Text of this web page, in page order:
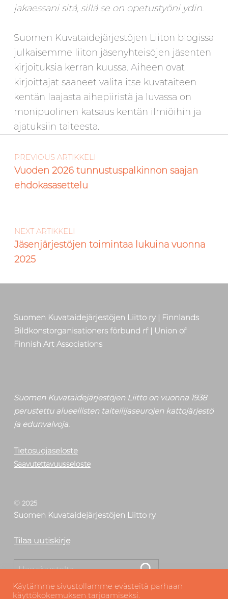
jakaessani sitä, sillä se on opetustyöni ydin.
Suomen Kuvataidejärjestöjen Liiton blogissa
julkaisemme liiton jäsenyhteisöjen jäsenten
kirjoituksia kerran kuussa. Aiheen ovat
kirjoittajat saaneet valita itse kuvataiteen
kentän laajasta aihepiiristä ja luvassa on
monipuolinen katsaus kentän ilmiöihin ja
ajatuksiin taiteesta.
Skip back to main navigation
Artikkelien selaus
PREVIOUS ARTIKKELI
Vuoden 2026 tunnustuspalkinnon saajan
ehdokasasettelu
NEXT ARTIKKELI
Jäsenjärjestöjen toimintaa lukuina vuonna
2025
Suomen Kuvataidejärjestöjen Liitto ry | Finnlands
Bildkonstorganisationers förbund rf | Union of
Finnish Art Associations
Suomen Kuvataidejärjestöjen Liitto on vuonna 1938
perustettu alueellisten taiteilijaseurojen kattojärjestö
ja edunvalvoja.
Tietosuojaseloste
Saavutettavuusseloste
© 2025
Suomen Kuvataidejärjestöjen Liitto ry
Tilaa uutiskirje
Etsi
Käytämme sivustollamme evästeitä parhaan
käyttökokemuksen tarjoamiseksi.